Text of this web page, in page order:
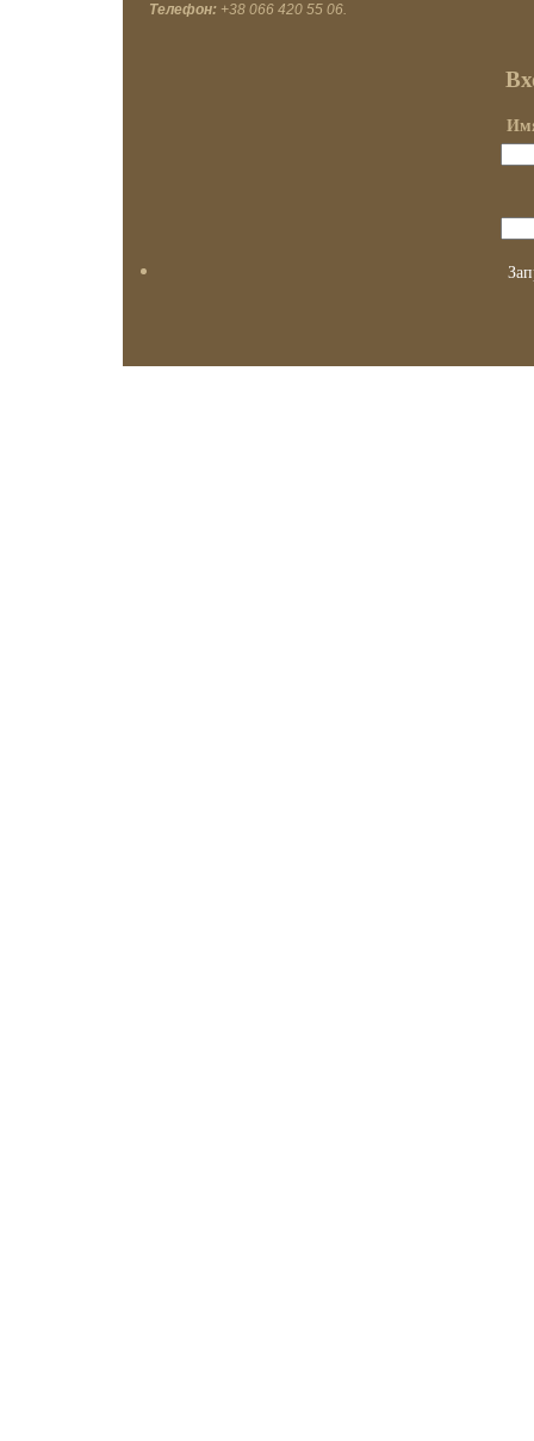
Телефон: +38 066 420 55 06.